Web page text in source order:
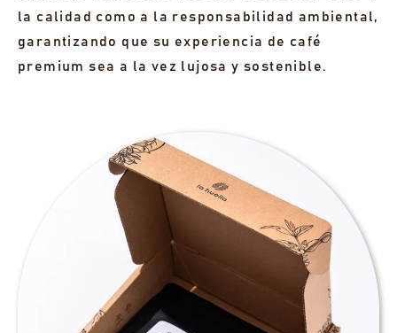
la calidad como a la responsabilidad ambiental,
garantizando que su experiencia de café
premium sea a la vez lujosa y sostenible.